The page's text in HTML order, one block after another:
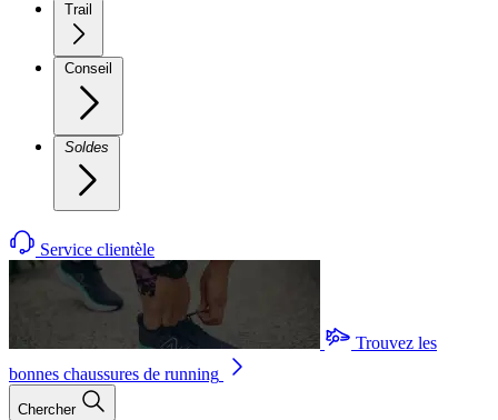
Trail
Conseil
Soldes
Service clientèle
Trouvez les
bonnes chaussures de running
Chercher